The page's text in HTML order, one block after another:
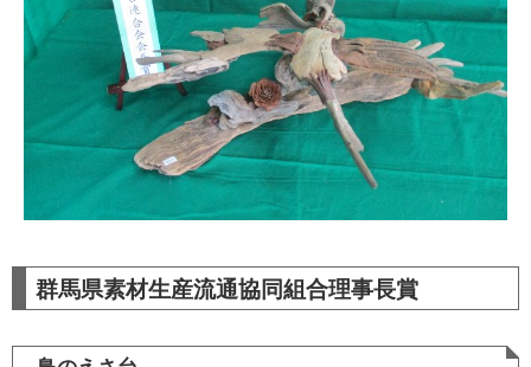
群馬県素材生産流通協同組合理事長賞